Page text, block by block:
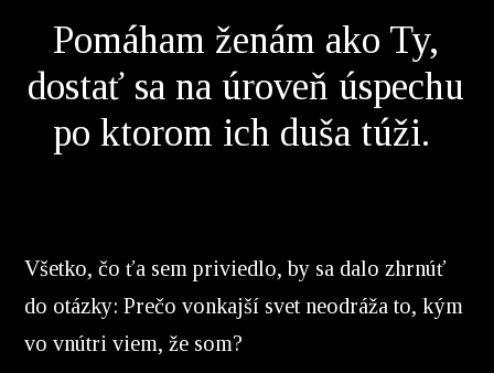
Pomáham ženám ako Ty,
dostať sa na úroveň úspechu
po ktorom ich duša túži.
Všetko, čo ťa sem priviedlo, by sa dalo zhrnúť
do otázky: Prečo vonkajší svet neodráža to, kým
vo vnútri viem, že som?